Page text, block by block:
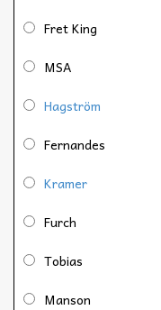
Fret King
MSA
Hagström
Fernandes
Kramer
Furch
Tobias
Manson